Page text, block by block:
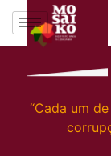
“Cada um